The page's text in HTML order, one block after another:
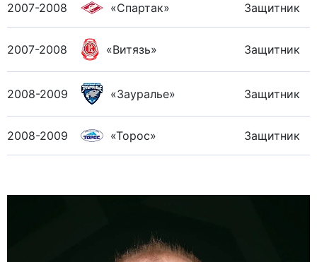
2007-2008 «Спартак» Защитник
2007-2008 «Витязь» Защитник
2008-2009 «Зауралье» Защитник
2008-2009 «Торос» Защитник